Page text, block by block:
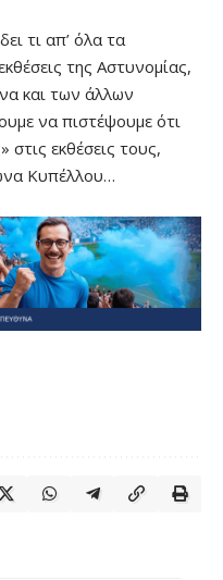
τι απ’ όλα τα
της Αστυνομίας,
και των άλλων
να πιστέψουμε ότι
εκθέσεις τους,
Κυπέλλου…